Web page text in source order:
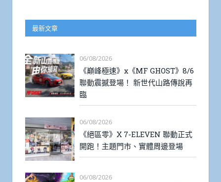
最新文章
06/08/2026
《巔峰極速》x《MF GHOST》8/6
聯動震撼登場！ 新世代山路傳說再
臨
06/08/2026
《絕區零》X 7-ELEVEN 聯動正式
開跑！主題門市、實體周邊登場
06/08/2026